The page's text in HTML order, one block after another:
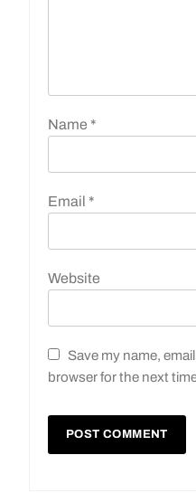
Name *
Email *
Website
Save my name,
browser for the next